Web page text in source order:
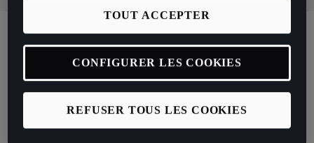
Détails Du Véhicule
REFUSER TOUS LES COOKIES
TOUT ACCEPTER
CONFIGURER LES COOKIES